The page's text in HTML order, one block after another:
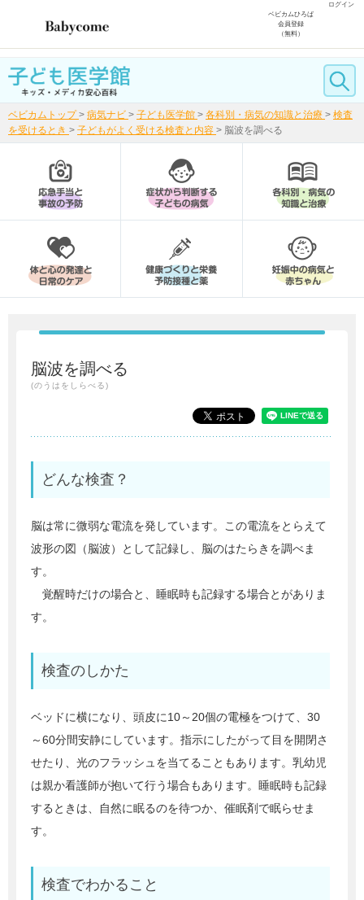
ログイン
ベビカムひろば
会員登録
（無料）
ベビカムトップ > 病気ナビ > 子ども医学館 > 各科別・病気の知識と治療 > 検査
を受けるとき > 子どもがよく受ける検査と内容 > 脳波を調べる
脳波を調べる
(のうはをしらべる)
どんな検査？
脳は常に微弱な電流を発しています。この電流をとらえて
波形の図（脳波）として記録し、脳のはたらきを調べま
す。
覚醒時だけの場合と、睡眠時も記録する場合とがありま
す。
検査のしかた
ベッドに横になり、頭皮に10～20個の電極をつけて、30
～60分間安静にしています。指示にしたがって目を開閉さ
せたり、光のフラッシュを当てることもあります。乳幼児
は親か看護師が抱いて行う場合もあります。睡眠時も記録
するときは、自然に眠るのを待つか、催眠剤で眠らせま
す。
検査でわかること